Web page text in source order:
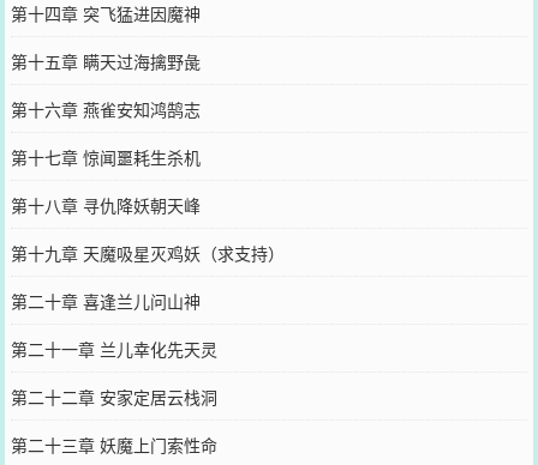
第十四章 突飞猛进因魔神
第十五章 瞒天过海擒野彘
第十六章 燕雀安知鸿鹄志
第十七章 惊闻噩耗生杀机
第十八章 寻仇降妖朝天峰
第十九章 天魔吸星灭鸡妖（求支持）
第二十章 喜逢兰儿问山神
第二十一章 兰儿幸化先天灵
第二十二章 安家定居云栈洞
第二十三章 妖魔上门索性命